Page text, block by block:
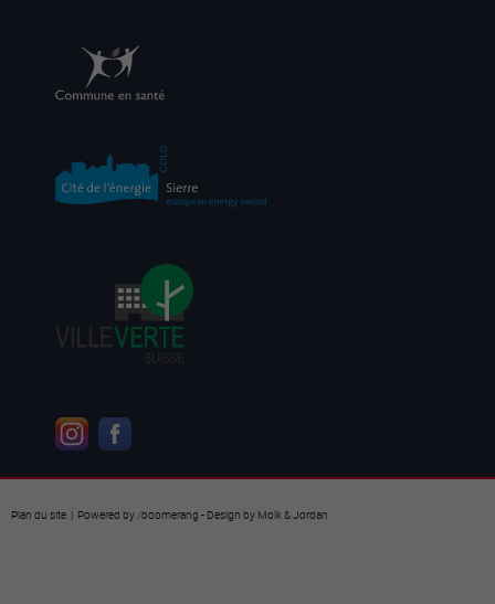
Plan du site | Powered by /boomerang - Design by Molk & Jordan